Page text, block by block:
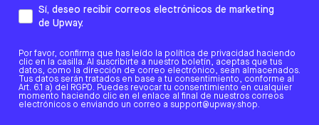
Sí, deseo recibir correos electrónicos de marketing
de Upway.
Por favor, confirma que has leído la política de privacidad haciendo
clic en la casilla. Al suscribirte a nuestro boletín, aceptas que tus
datos, como la dirección de correo electrónico, sean almacenados.
Tus datos serán tratados en base a tu consentimiento, conforme al
Art. 6.1 a) del RGPD. Puedes revocar tu consentimiento en cualquier
momento haciendo clic en el enlace al final de nuestros correos
electrónicos o enviando un correo a support@upway.shop.